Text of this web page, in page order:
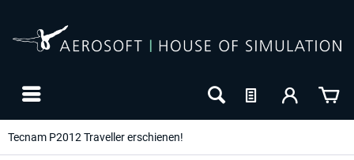
Tecnam P2012 Traveller erschienen!